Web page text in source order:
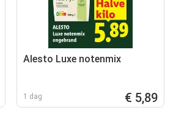
Alesto Luxe notenmix
1 dag € 5,89